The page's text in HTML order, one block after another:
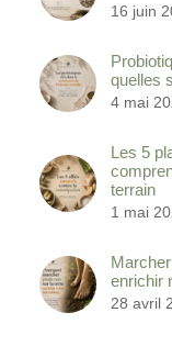
16 juin
quelles
4 mai
Les 5
terrain
1 mai
enrichir
28 avril